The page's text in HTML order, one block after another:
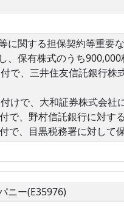
に関する担保契約等重
、保有株式のうち900,000
で、三井住友信託銀行株
けで、大和証券株式会社
で、野村信託銀行に対す
で、目黒税務署に対して
ニー(E35976)